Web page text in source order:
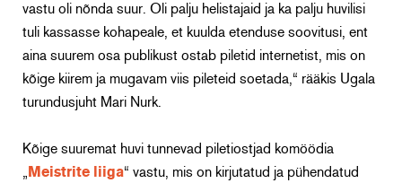
vastu oli nõnda suur. Oli palju helistajaid ja ka palju huvilisi
tuli kassasse kohapeale, et kuulda etenduse soovitusi, ent
aina suurem osa publikust ostab piletid internetist, mis on
kõige kiirem ja mugavam viis pileteid soetada,“ rääkis Ugala
turundusjuht Mari Nurk.
Kõige suuremat huvi tunnevad piletiostjad komöödia
Meistrite liiga“ vastu, mis on kirjutatud ja pühendatud